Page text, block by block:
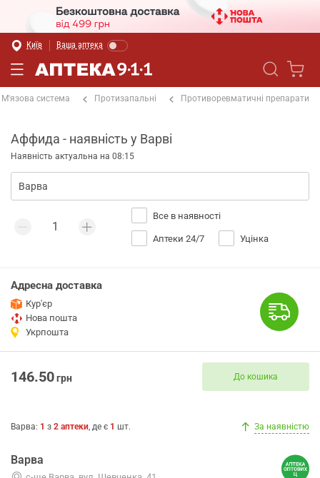
Київ Ваша аптека
М'язова система Протизапальні Противоревматичні препарати
Аффида - наявність у Варві
Наявність актуальна на 08:15
Все в наявності
Аптеки 24/7 Уцінка
Адресна доставка
Кур'єр
Нова пошта
Укрпошта
146.50грн До кошика
Варва: 1 з 2 аптеки, де є 1 шт. За наявністю
Варва